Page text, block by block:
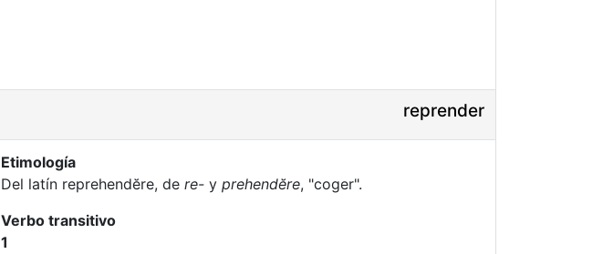
reprender
Etimología
Del latín reprehendĕre, de re- y prehendĕre, "coger".
Verbo transitivo
1